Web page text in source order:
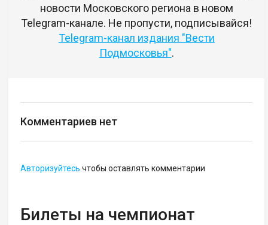
новости Московского региона в новом
Telegram-канале. Не пропусти, подписывайся!
Telegram-канал издания "Вести
Подмосковья".
Комментариев нет
Авторизуйтесь чтобы оставлять комментарии
Билеты на чемпионат